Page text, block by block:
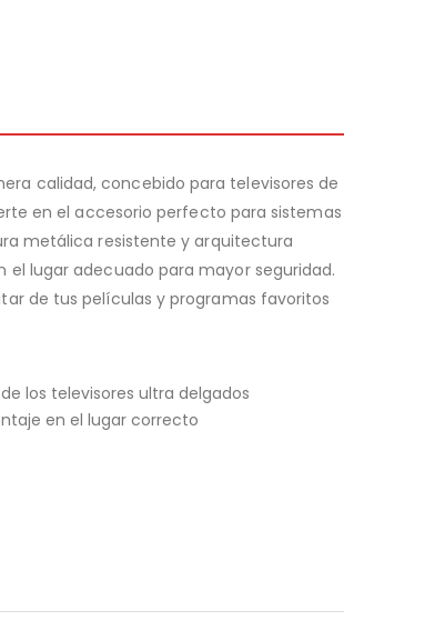
calidad, concebido para televisores de
en el accesorio perfecto para sistemas
metálica resistente y arquitectura
lugar adecuado para mayor seguridad.
de tus películas y programas favoritos
los televisores ultra delgados
en el lugar correcto